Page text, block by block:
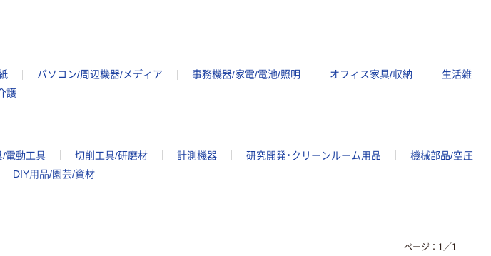
パソコン/周辺機器/メディア 事務機器/家電/電池/照明 オフィス家具/収納
生活雑
護
/電動工具 切削工具/研磨材 計測機器 研究開発・クリーンルーム用品
機械部品/空圧
DIY用品/園芸/資材
ページ： 1 ／1